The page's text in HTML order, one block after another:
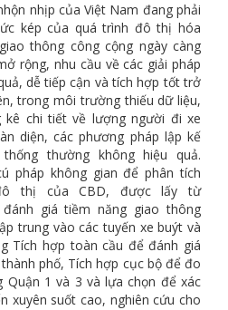
nhịp của Việt Nam đang phải
kép của quá trình đô thị hóa
thông công cộng ngày càng
rộng, nhu cầu về các giải pháp
dễ tiếp cận và tích hợp tốt trở
trong môi trường thiếu dữ liệu,
kê chi tiết về lượng người đi xe
diện, các phương pháp lập kế
thường không hiệu quả.
pháp không gian để phân tích
thị của CBD, được lấy từ
đánh giá tiềm năng giao thông
trung vào các tuyến xe buýt và
Tích hợp toàn cầu để đánh giá
phố, Tích hợp cục bộ để đo
1 và 3 và lựa chọn để xác
xuyên suốt cao, nghiên cứu cho